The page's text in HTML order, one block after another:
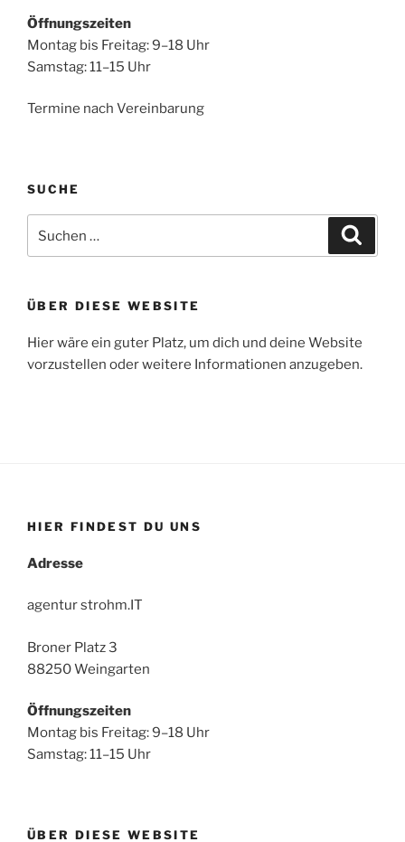
Öffnungszeiten
Montag bis Freitag: 9–18 Uhr
Samstag: 11–15 Uhr
Termine nach Vereinbarung
SUCHE
nach:
ÜBER DIESE WEBSITE
Hier wäre ein guter Platz, um dich und deine Website
vorzustellen oder weitere Informationen anzugeben.
HIER FINDEST DU UNS
Adresse
agentur strohm.IT
Broner Platz 3
88250 Weingarten
Öffnungszeiten
Montag bis Freitag: 9–18 Uhr
Samstag: 11–15 Uhr
ÜBER DIESE WEBSITE